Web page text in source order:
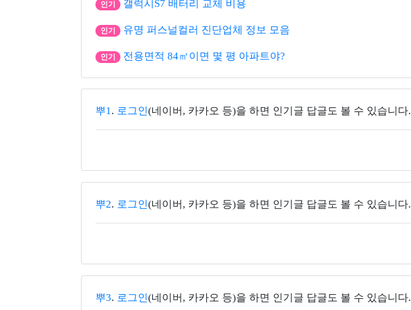
인기 갤럭시S7 배터리 교체 비용
인기 유명 퍼스널컬러 진단업체 정보 모음
인기 전용면적 84㎡이면 몇 평 아파트야?
뿌1 . 로그인 (네이버, 카카오 등)을 하면 인기글 답글도 볼 수 있습니다.
뿌2. 로그인 (네이버, 카카오 등)을 하면 인기글 답글도 볼 수 있습니다.
뿌3. 로그인 (네이버, 카카오 등)을 하면 인기글 답글도 볼 수 있습니다.